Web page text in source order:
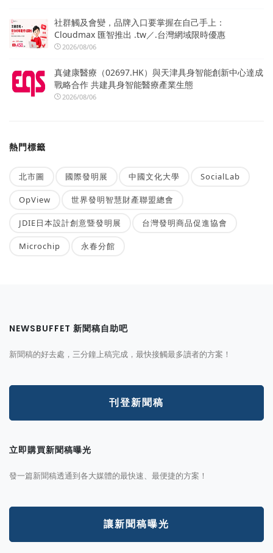
社群觸及會變，品牌入口要掌握在自己手上：
Cloudmax 匯智推出 .tw／.台灣網域限時優惠
2026/08/06
真健康醫療（02697.HK）與天津具身智能創新中心達成
戰略合作 共建具身智能醫療產業生態
2026/08/06
熱門標籤
北市圖 國際發明展 中國文化大學 SocialLab
OpView 世界發明智慧財產聯盟總會
JDIE日本設計創意暨發明展 台灣發明商品促進協會
Microchip 永春分館
NEWSBUFFET 新聞稿自助吧
新聞稿的好去處，三分鐘上稿完成，最快接觸最多讀者的方案！
刊登新聞稿
立即購買新聞稿曝光
發一篇新聞稿透通到各大媒體的最快速、最便捷的方案！
讓新聞稿曝光